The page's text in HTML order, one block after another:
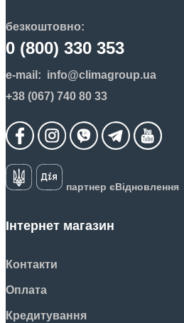
безкоштовно:
0 (800) 330 353
e-mail: info@climagroup.ua
+38 (067) 740 80 33
партнер єВідновлення
Інтернет магазин
Контакти
Оплата
Кредитування